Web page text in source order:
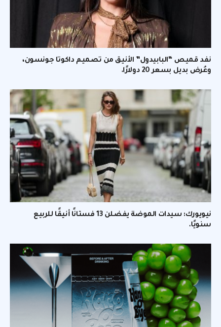
نفد قميص “البابيدول” الأنيق من تصميم داكوتا جونسون،
وعُرض بديل بسعر 20 دولارًا.
نيويورك: سيدات الموضة يفضلن 13 فستانًا أنيقًا للربيع
سنويًا.